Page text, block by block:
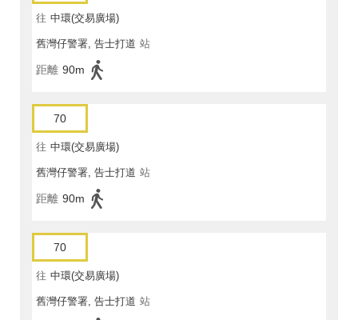
往 中環(交易廣場)
舊灣仔警署, 告士打道 站
距離 90m
70
往 中環(交易廣場)
舊灣仔警署, 告士打道 站
距離 90m
70
往 中環(交易廣場)
舊灣仔警署, 告士打道 站